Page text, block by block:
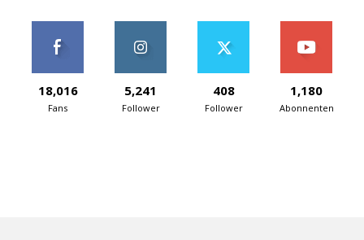
18,016
Fans
5,241
Follower
408
Follower
1,180
Abonnenten